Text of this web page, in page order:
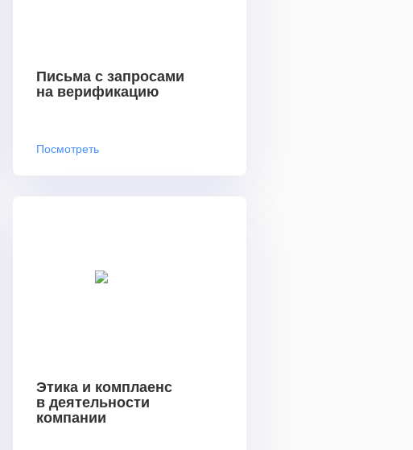
Письма с запросами
на верификацию
Посмотреть
Этика и комплаенс
в деятельности
компании